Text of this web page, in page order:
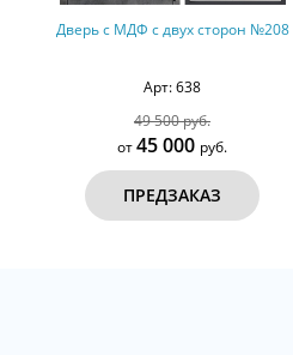
Дверь с МДФ с двух сторон №208
Арт: 638
49 500 руб.
от45 000 руб.
ПРЕДЗАКАЗ